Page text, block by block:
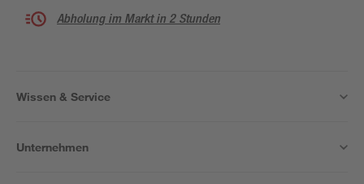
Abholung im Markt in 2 Stunden
Wissen & Service
Unternehmen